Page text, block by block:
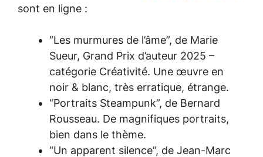
sont en ligne :
“Les murmures de l’âme”, de Marie
Sueur, Grand Prix d’auteur 2025 –
catégorie Créativité. Une œuvre en
noir & blanc, très erratique, étrange.
“Portraits Steampunk”, de Bernard
Rousseau. De magnifiques portraits,
bien dans le thème.
“Un apparent silence”, de Jean-Marc